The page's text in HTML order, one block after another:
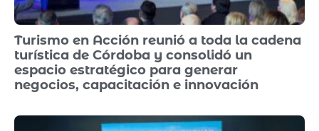
Turismo en Acción reunió a toda la cadena
turística de Córdoba y consolidó un
espacio estratégico para generar
negocios, capacitación e innovación